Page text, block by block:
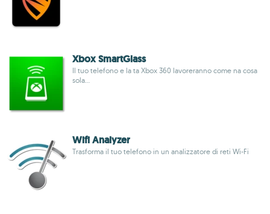
Xbox SmartGlass
Il tuo telefono e la ta Xbox 360 lavoreranno come na cosa
sola...
Wifi Analyzer
Trasforma il tuo telefono in un analizzatore di reti Wi-Fi